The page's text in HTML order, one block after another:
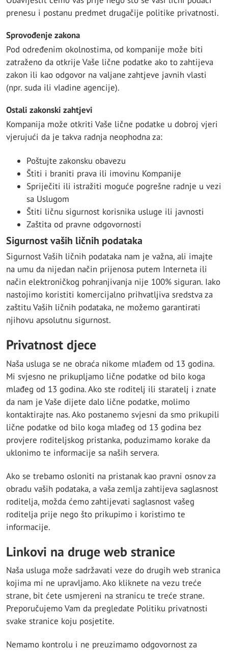
prenesu i postanu predmet drugačije politike privatnosti.
Sprovođenje zakona
Pod određenim okolnostima, od kompanije može biti
zatraženo da otkrije Vaše lične podatke ako to zahtijeva
zakon ili kao odgovor na valjane zahtjeve javnih vlasti
(npr. suda ili vladine agencije).
Ostali zakonski zahtjevi
Kompanija može otkriti Vaše lične podatke u dobroj vjeri
vjerujući da je takva radnja neophodna za:
Poštujte zakonsku obavezu
Štiti i braniti prava ili imovinu Kompanije
Spriječiti ili istražiti moguće pogrešne radnje u vezi
sa Uslugom
Štiti ličnu sigurnost korisnika usluge ili javnosti
Zaštita od pravne odgovornosti
Sigurnost vaših ličnih podataka
Sigurnost Vaših ličnih podataka nam je važna, ali imajte
na umu da nijedan način prijenosa putem Interneta ili
način elektroničkog pohranjivanja nije 100% siguran. Iako
nastojimo koristiti komercijalno prihvatljiva sredstva za
zaštitu Vaših ličnih podataka, ne možemo garantirati
njihovu apsolutnu sigurnost.
Privatnost djece
Naša usluga se ne obraća nikome mlađem od 13 godina.
Mi svjesno ne prikupljamo lične podatke od bilo koga
mlađeg od 13 godina. Ako ste roditelj ili staratelj i znate
da nam je Vaše dijete dalo lične podatke, molimo
kontaktirajte nas. Ako postanemo svjesni da smo prikupili
lične podatke od bilo koga mlađeg od 13 godina bez
provjere roditeljskog pristanka, poduzimamo korake da
uklonimo te informacije sa naših servera.
Ako se trebamo osloniti na pristanak kao pravni osnov za
obradu vaših podataka, a vaša zemlja zahtijeva saglasnost
roditelja, možda ćemo zahtijevati saglasnost vašeg
roditelja prije nego što prikupimo i koristimo te
informacije.
Linkovi na druge web stranice
Naša usluga može sadržavati veze do drugih web stranica
kojima mi ne upravljamo. Ako kliknete na vezu treće
strane, bit ćete usmjereni na stranicu te treće strane.
Preporučujemo Vam da pregledate Politiku privatnosti
svake stranice koju posjetite.
Nemamo kontrolu i ne preuzimamo odgovornost za